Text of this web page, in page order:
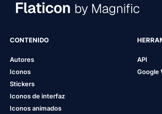
CONTENIDO
Autores
Iconos
Stickers
Iconos de interfaz
Iconos animados
API
Google